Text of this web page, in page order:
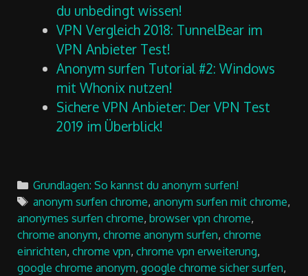
du unbedingt wissen!
VPN Vergleich 2018: TunnelBear im
VPN Anbieter Test!
Anonym surfen Tutorial #2: Windows
mit Whonix nutzen!
Sichere VPN Anbieter: Der VPN Test
2019 im Überblick!
Categories
Grundlagen: So kannst du anonym surfen!
Tags
anonym surfen chrome, anonym surfen mit chrome,
anonymes surfen chrome, browser vpn chrome,
chrome anonym, chrome anonym surfen, chrome
einrichten, chrome vpn, chrome vpn erweiterung,
google chrome anonym, google chrome sicher surfen,